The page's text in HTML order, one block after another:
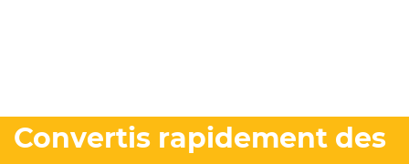
Convertis rapidement des